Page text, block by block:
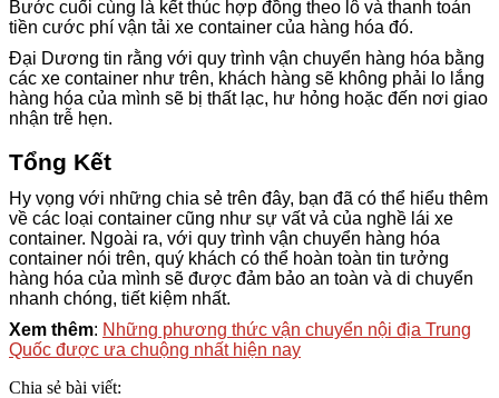
Bước cuối cùng là kết thúc hợp đồng theo lô và thanh toán
tiền cước phí vận tải xe container của hàng hóa đó.
Đại Dương tin rằng với quy trình vận chuyển hàng hóa bằng
các xe container như trên, khách hàng sẽ không phải lo lắng
hàng hóa của mình sẽ bị thất lạc, hư hỏng hoặc đến nơi giao
nhận trễ hẹn.
Tổng Kết
Hy vọng với những chia sẻ trên đây, bạn đã có thể hiểu thêm
về các loại container cũng như sự vất vả của nghề lái xe
container. Ngoài ra, với quy trình vận chuyển hàng hóa
container nói trên, quý khách có thể hoàn toàn tin tưởng
hàng hóa của mình sẽ được đảm bảo an toàn và di chuyển
nhanh chóng, tiết kiệm nhất.
Xem thêm: Những phương thức vận chuyển nội địa Trung
Quốc được ưa chuộng nhất hiện nay
Chia sẻ bài viết: